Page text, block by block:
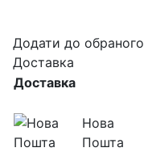
Додати до обраного
Доставка
Доставка
Нова
Пошта